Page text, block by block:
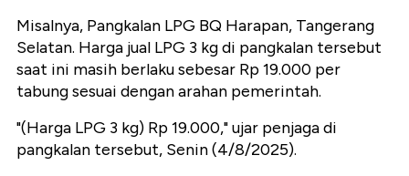
Misalnya, Pangkalan LPG BQ Harapan, Tangerang
Selatan. Harga jual LPG 3 kg di pangkalan tersebut
saat ini masih berlaku sebesar Rp 19.000 per
tabung sesuai dengan arahan pemerintah.
"(Harga LPG 3 kg) Rp 19.000," ujar penjaga di
pangkalan tersebut, Senin (4/8/2025).